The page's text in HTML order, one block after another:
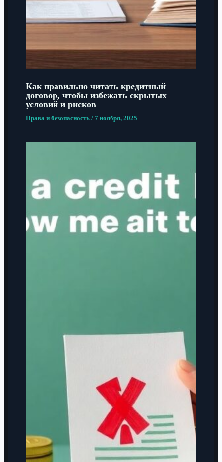
Как правильно читать кредитный
договор, чтобы избежать скрытых
условий и рисков
Права и безопасность /7 ноября, 2025